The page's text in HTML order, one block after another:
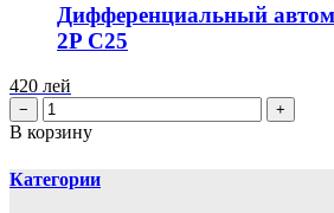
Дифференциальный
2P C25
420 лей
− +
В корзину
Категории